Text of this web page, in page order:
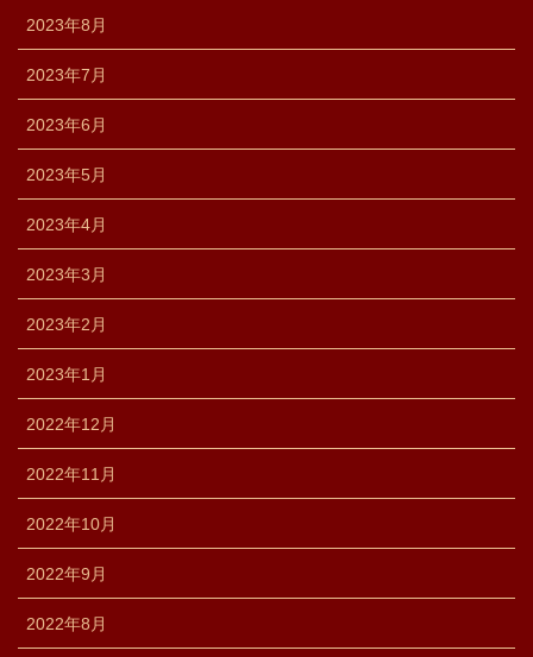
2023年8月
2023年7月
2023年6月
2023年5月
2023年4月
2023年3月
2023年2月
2023年1月
2022年12月
2022年11月
2022年10月
2022年9月
2022年8月